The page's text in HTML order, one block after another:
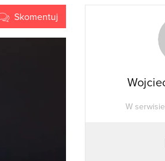
Skomentuj
W